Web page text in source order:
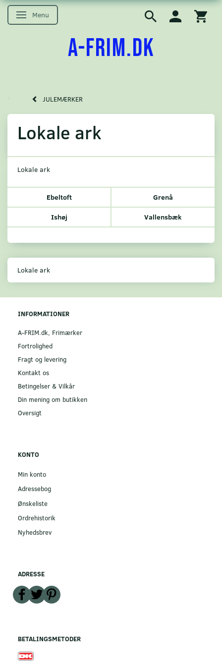
Skifte navigation
Menu
A-FRIM.DK
JULEMÆRKER
Lokale ark
Lokale ark
Ebeltoft Grenå
Ishøj Vallensbæk
Lokale ark
INFORMATIONER
A-FRIM.dk, Frimærker
Fortrolighed
Fragt og levering
Kontakt os
Betingelser & Vilkår
Din mening om butikken
Oversigt
KONTO
Min konto
Adressebog
Ønskeliste
Ordrehistorik
Nyhedsbrev
ADRESSE
BETALINGSMETODER